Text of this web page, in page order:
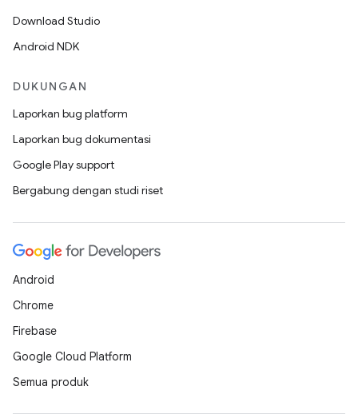
Download Studio
Android NDK
DUKUNGAN
Laporkan bug platform
Laporkan bug dokumentasi
Google Play support
Bergabung dengan studi riset
Android
Chrome
Firebase
Google Cloud Platform
Semua produk